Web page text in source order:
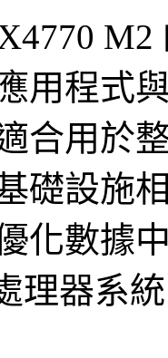
用程式
合用於
礎設施
化數據
理器系